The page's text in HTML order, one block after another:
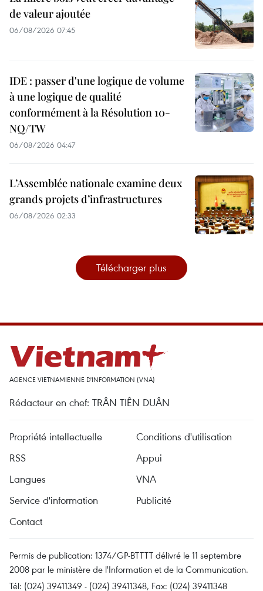
de valeur ajoutée
06/08/2026 07:45
IDE : passer d'une logique de volume
à une logique de qualité
conformément à la Résolution 10-
NQ/TW
06/08/2026 04:47
L’Assemblée nationale examine deux
grands projets d’infrastructures
06/08/2026 02:33
Télécharger plus
AGENCE VIETNAMIENNE D'INFORMATION (VNA)
Rédacteur en chef: TRÂN TIÊN DUÂN
Propriété intellectuelle
Conditions d'utilisation
RSS
Appui
Langues
VNA
Service d'information
Publicité
Contact
Permis de publication: 1374/GP-BTTTT délivré le 11 septembre
2008 par le ministère de l'Information et de la Communication.
Tél: (024) 39411349 - (024) 39411348, Fax: (024) 39411348